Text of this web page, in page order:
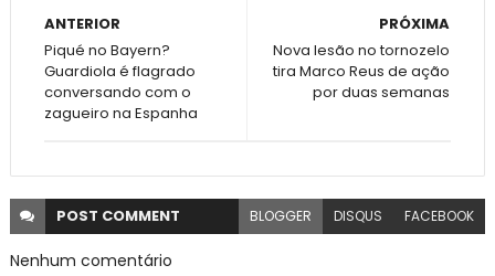
PRÓXIMA
Nova lesão no tornozelo
tira Marco Reus de ação
por duas semanas
ANTERIOR
Piqué no Bayern?
Guardiola é flagrado
conversando com o
zagueiro na Espanha
POST COMMENT BLOGGER DISQUS FACEBOOK
Nenhum comentário